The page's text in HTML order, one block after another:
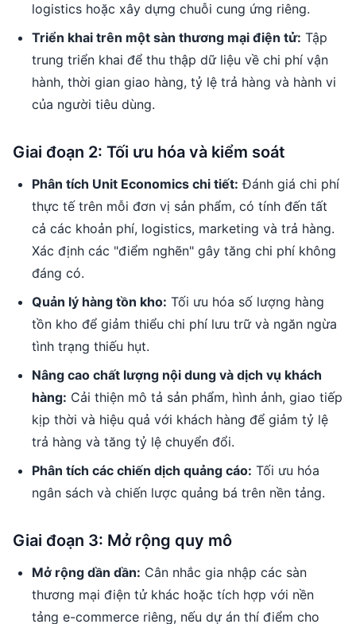
logistics hoặc xây dựng chuỗi cung ứng riêng.
Triển khai trên một sàn thương mại điện tử: Tập
trung triển khai để thu thập dữ liệu về chi phí vận
hành, thời gian giao hàng, tỷ lệ trả hàng và hành vi
của người tiêu dùng.
Giai đoạn 2: Tối ưu hóa và kiểm soát
Phân tích Unit Economics chi tiết: Đánh giá chi phí
thực tế trên mỗi đơn vị sản phẩm, có tính đến tất
cả các khoản phí, logistics, marketing và trả hàng.
Xác định các "điểm nghẽn" gây tăng chi phí không
đáng có.
Quản lý hàng tồn kho: Tối ưu hóa số lượng hàng
tồn kho để giảm thiểu chi phí lưu trữ và ngăn ngừa
tình trạng thiếu hụt.
Nâng cao chất lượng nội dung và dịch vụ khách
hàng: Cải thiện mô tả sản phẩm, hình ảnh, giao tiếp
kịp thời và hiệu quả với khách hàng để giảm tỷ lệ
trả hàng và tăng tỷ lệ chuyển đổi.
Phân tích các chiến dịch quảng cáo: Tối ưu hóa
ngân sách và chiến lược quảng bá trên nền tảng.
Giai đoạn 3: Mở rộng quy mô
Mở rộng dần dần: Cân nhắc gia nhập các sàn
thương mại điện tử khác hoặc tích hợp với nền
tảng e-commerce riêng, nếu dự án thí điểm cho